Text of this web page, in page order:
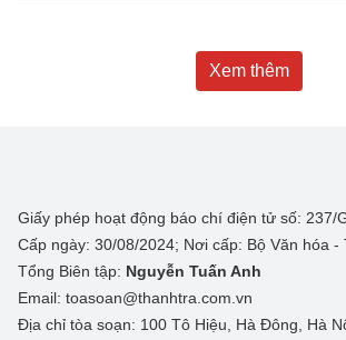
Xem thêm
Giấy phép hoạt động báo chí điện tử số: 237/
Cấp ngày: 30/08/2024; Nơi cấp: Bộ Văn hóa -
Tổng Biên tập: Nguyễn Tuấn Anh
Email: toasoan@thanhtra.com.vn
Địa chỉ tòa soạn: 100 Tô Hiệu, Hà Đông, Hà